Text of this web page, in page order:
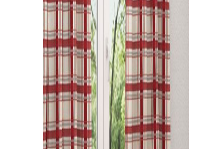
Kissen
Tischdecke
Fensterbilder
Gardinenstange
Stoffe
Panneaux